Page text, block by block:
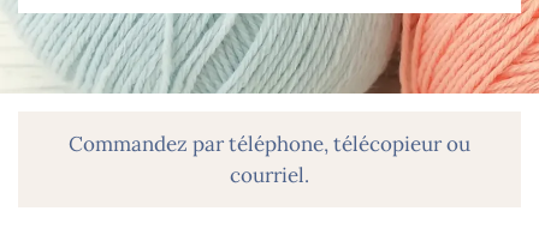
Commandez par téléphone, télécopieur ou
courriel.